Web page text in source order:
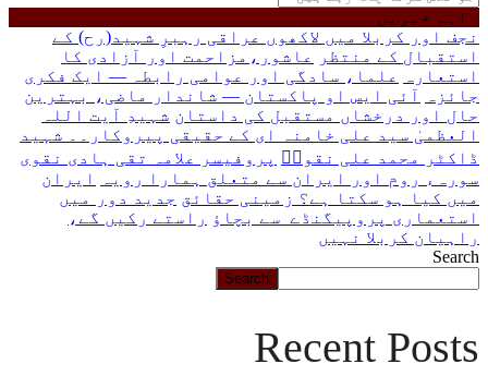
کرنا
چاہ
رہے
ہیں
یہاں
لکھیں
اہم خبریں
نجف اور کربلا میں لاکھوں عراقی رہبرِ شہید(رح) کے
استقبال کے منتظر
عاشور،مزاحمت اور آزادی کا
استعارہ
علما، سادگی اور عوامی رابطہ — ایک فکری
جائزہ
آئی ایس او پاکستان — شاندار ماضی، بہترین
حال اور درخشاں مستقبل کی داستان شہیدِ آیت اللہ
العظمیٰ سید علی خامنہ ای کے حقیقی پیروکار۔۔ شہید
ڈاکٹر محمد علی نقویؒ پروفیسر علامہ تقی ہادی نقوی
سورہء روم اور ایران سے متعلق ہمارا رویہ
ایران
میں کیا ہو سکتا ہے؟ زمینی حقائق جدید دور میں
استعماری پروپیگنڈے سے بچاؤ راستے رکیں گے،
راہیان کربلا نہیں
Search
Search
Recent Posts